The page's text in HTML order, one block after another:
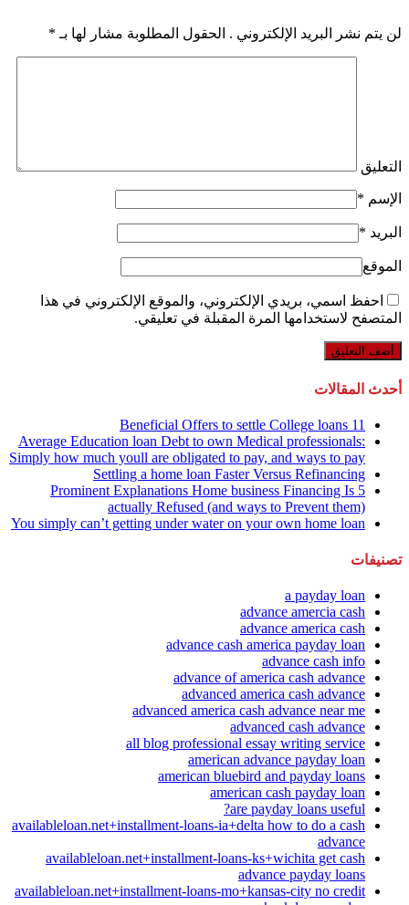
لن يتم نشر البريد الإلكتروني . الحقول المطلوبة مشار لها بـ *
التعليق
الإسم *
البريد *
الموقع
احفظ اسمي، بريدي الإلكتروني، والموقع الإلكتروني في هذا
المتصفح لاستخدامها المرة المقبلة في تعليقي.
أحدث المقالات
11 Beneficial Offers to settle College loans
Average Education loan Debt to own Medical professionals:
Simply how much youll are obligated to pay, and ways to pay
Settling a home loan Faster Versus Refinancing
5 Prominent Explanations Home business Financing Is
actually Refused (and ways to Prevent them)
You simply can’t getting under water on your own home loan
تصنيفات
a payday loan
advance amercia cash
advance america cash
advance cash america payday loan
advance cash info
advance of america cash advance
advanced america cash advance
advanced america cash advance near me
advanced cash advance
all blog professional essay writing service
american advance payday loan
american bluebird and payday loans
american cash payday loan
are payday loans useful?
availableloan.net+installment-loans-ia+delta how to do a cash
advance
availableloan.net+installment-loans-ks+wichita get cash
advance payday loans
availableloan.net+installment-loans-mo+kansas-city no credit